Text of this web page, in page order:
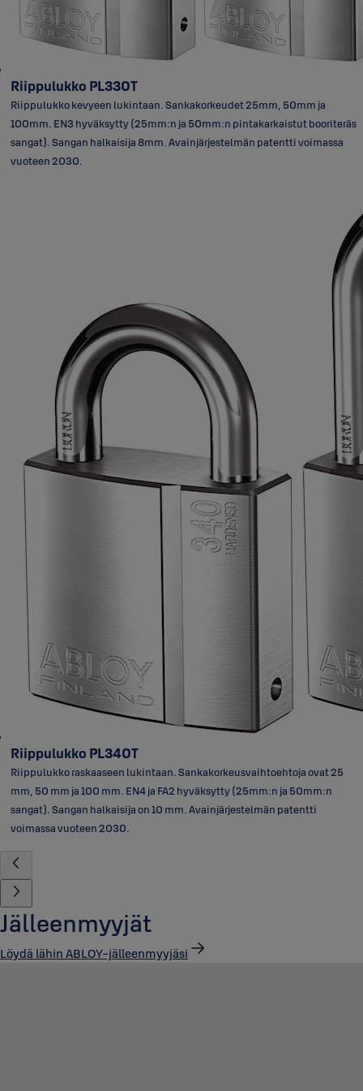
Riippulukko PL330T
Riippulukko kevyeen lukintaan. Sankakorkeudet 25mm, 50mm ja
100mm. EN3 hyväksytty (25mm:n ja 50mm:n pintakarkaistut booriteräs
sangat). Sangan halkaisija 8mm. Avainjärjestelmän patentti voimassa
vuoteen 2030.
Riippulukko PL340T
Riippulukko raskaaseen lukintaan. Sankakorkeusvaihtoehtoja ovat 25
mm, 50 mm ja 100 mm. EN4 ja FA2 hyväksytty (25mm:n ja 50mm:n
sangat). Sangan halkaisija on 10 mm. Avainjärjestelmän patentti
voimassa vuoteen 2030.
Jälleenmyyjät
Löydä lähin ABLOY-jälleenmyyjäsi